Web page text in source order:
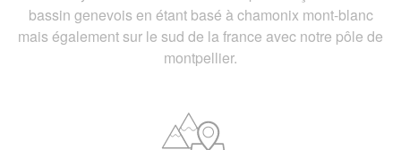
bassin genevois en étant basé à chamonix mont-blanc
mais également sur le sud de la france avec notre pôle de
montpellier.